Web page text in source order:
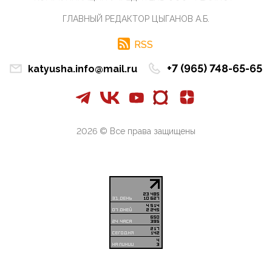
Благодаря знакомым, стали известны подробности
истории с белгородскими "Орланами",которые
Снова о главном на фронте. Противник вновь
захватил "малое небо" на украинском ТВД.
08:05, 09 Апреля 2026
А пока армия нашей многонациональной страны
продолжает сражаться с Украиной, где людей
В понедельник Совет Госдумы приступит к
ГЛАВНЫЙ РЕДАКТОР ЦЫГАНОВ А.Б.
RSS
katyusha.info@mail.ru +7 (965) 748-65-65
2026 © Все права защищены